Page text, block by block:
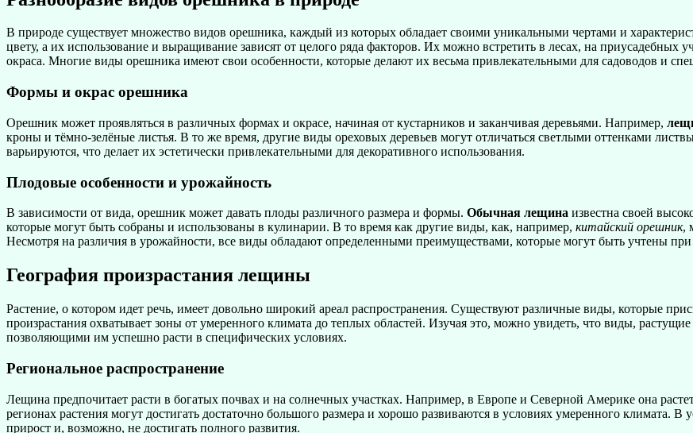
В природе существует множество видов орешника, каждый из которых обладает своими уникальными чертами и
цвету, а их использование и выращивание зависят от целого ряда факторов. Их можно встретить в лесах, на приусадебных
окраса. Многие виды орешника имеют свои особенности, которые делают их весьма привлекательными для садоводов и
Формы и окрас орешника
Орешник может проявляться в различных формах и окрасе, начиная от кустарников и заканчивая деревьями. Например,
кроны и тёмно-зелёные листья. В то же время, другие виды ореховых деревьев могут отличаться светлыми оттенками
варьируются, что делает их эстетически привлекательными для декоративного использования.
Плодовые особенности и урожайность
В зависимости от вида, орешник может давать плоды различного размера и формы. Обычная лещина известна своей
которые могут быть собраны и использованы в кулинарии. В то время как другие виды, как, например, китайский орешник,
Несмотря на различия в урожайности, все виды обладают определенными преимуществами, которые могут быть учтены
География произрастания лещины
Растение, о котором идет речь, имеет довольно широкий ареал распространения. Существуют различные виды, которые
произрастания охватывает зоны от умеренного климата до теплых областей. Изучая это, можно увидеть, что виды,
позволяющими им успешно расти в специфических условиях.
Региональное распространение
Лещина предпочитает расти в богатых почвах и на солнечных участках. Например, в Европе и Северной Америке она
регионах растения могут достигать достаточно большого размера и хорошо развиваются в условиях умеренного климата.
прирост и, возможно, не достигать полного развития.